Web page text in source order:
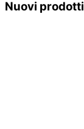
Nuovi prodotti